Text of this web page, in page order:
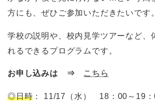
方にも、ぜひご参加いただきたいです。
学校の説明や、校内見学ツアーなど、
れるできるプログラムです。
お申し込みは ⇒ こちら
◎日時 ： 11/17（水） 18：00～19